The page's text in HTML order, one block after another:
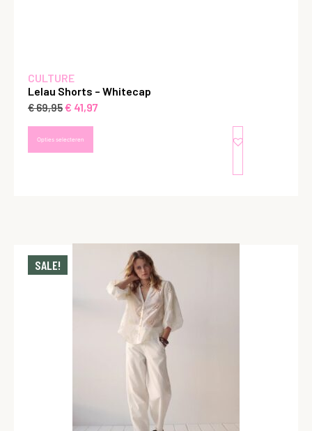
CULTURE
Lelau Shorts – Whitecap
€69,95€ 41,97
Opties selecteren
SALE!